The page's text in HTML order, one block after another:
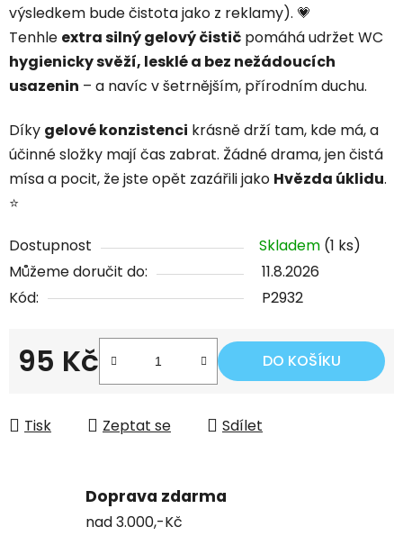
výsledkem bude čistota jako z reklamy). 💗
Tenhle extra silný gelový čistič pomáhá udržet WC
hygienicky svěží, lesklé a bez nežádoucích
usazenin – a navíc v šetrnějším, přírodním duchu.
Díky gelové konzistenci krásně drží tam, kde má, a
účinné složky mají čas zabrat. Žádné drama, jen čistá
mísa a pocit, že jste opět zazářili jako Hvězda úklidu.
⭐
Dostupnost Skladem (1 ks)
Můžeme doručit do:
11.8.2026
Kód:
P2932
95 Kč
Měrná cena:
DO KOŠÍKU
Tisk Zeptat se Sdílet
Doprava zdarma
nad 3.000,-Kč